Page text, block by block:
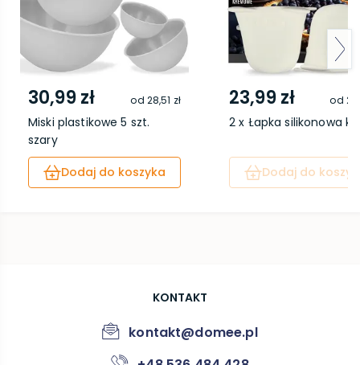
30,99 zł od 28,51 zł
Miski plastikowe 5 szt.
szary
Dodaj do koszyka
23,99 zł od
2 x Łapka silikonowa
Dodaj do
KONTAKT
kontakt@domee.pl